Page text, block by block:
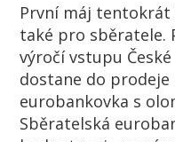
První máj tentokrát
také pro sběratele.
výročí vstupu
dostane do
eurobankovka s
Sběratelská